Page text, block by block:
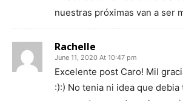
nuestras próximas van a ser
Rachelle
June 11, 2020 At 10:47 pm
Excelente post Caro! Mil
:):) No tenia ni idea que